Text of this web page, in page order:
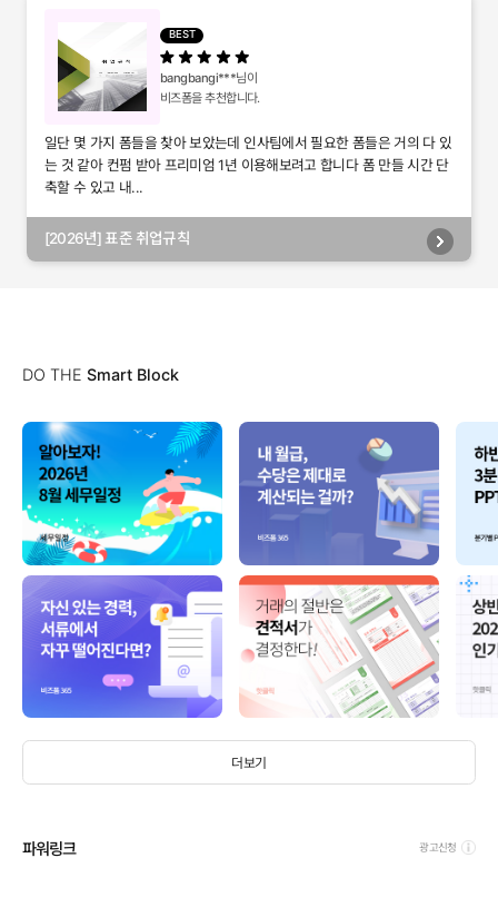
BEST
bangbangi***님이
비즈폼을 추천합니다.
일단 몇 가지 폼들을 찾아 보았는데 인사팀에서 필요한 폼들은 거의 다 있
는 것 같아 컨펌 받아 프리미엄 1년 이용해보려고 합니다 폼 만들 시간 단
축할 수 있고 내...
[2026년] 표준 취업규칙
DO THE Smart Block
더보기
파워링크 광고신청